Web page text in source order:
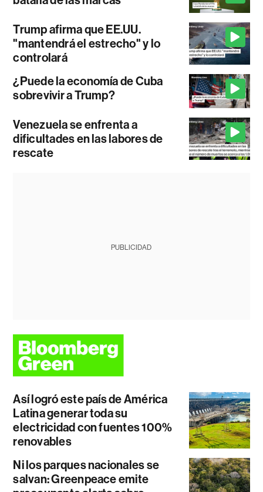
Trump afirma que EE.UU.
"mantendrá el estrecho" y lo
controlará
¿Puede la economía de Cuba
sobrevivir a Trump?
Venezuela se enfrenta a
dificultades en las labores de
rescate
PUBLICIDAD
Así logró este país de América
Latina generar toda su
electricidad con fuentes 100%
renovables
Ni los parques nacionales se
salvan: Greenpeace emite